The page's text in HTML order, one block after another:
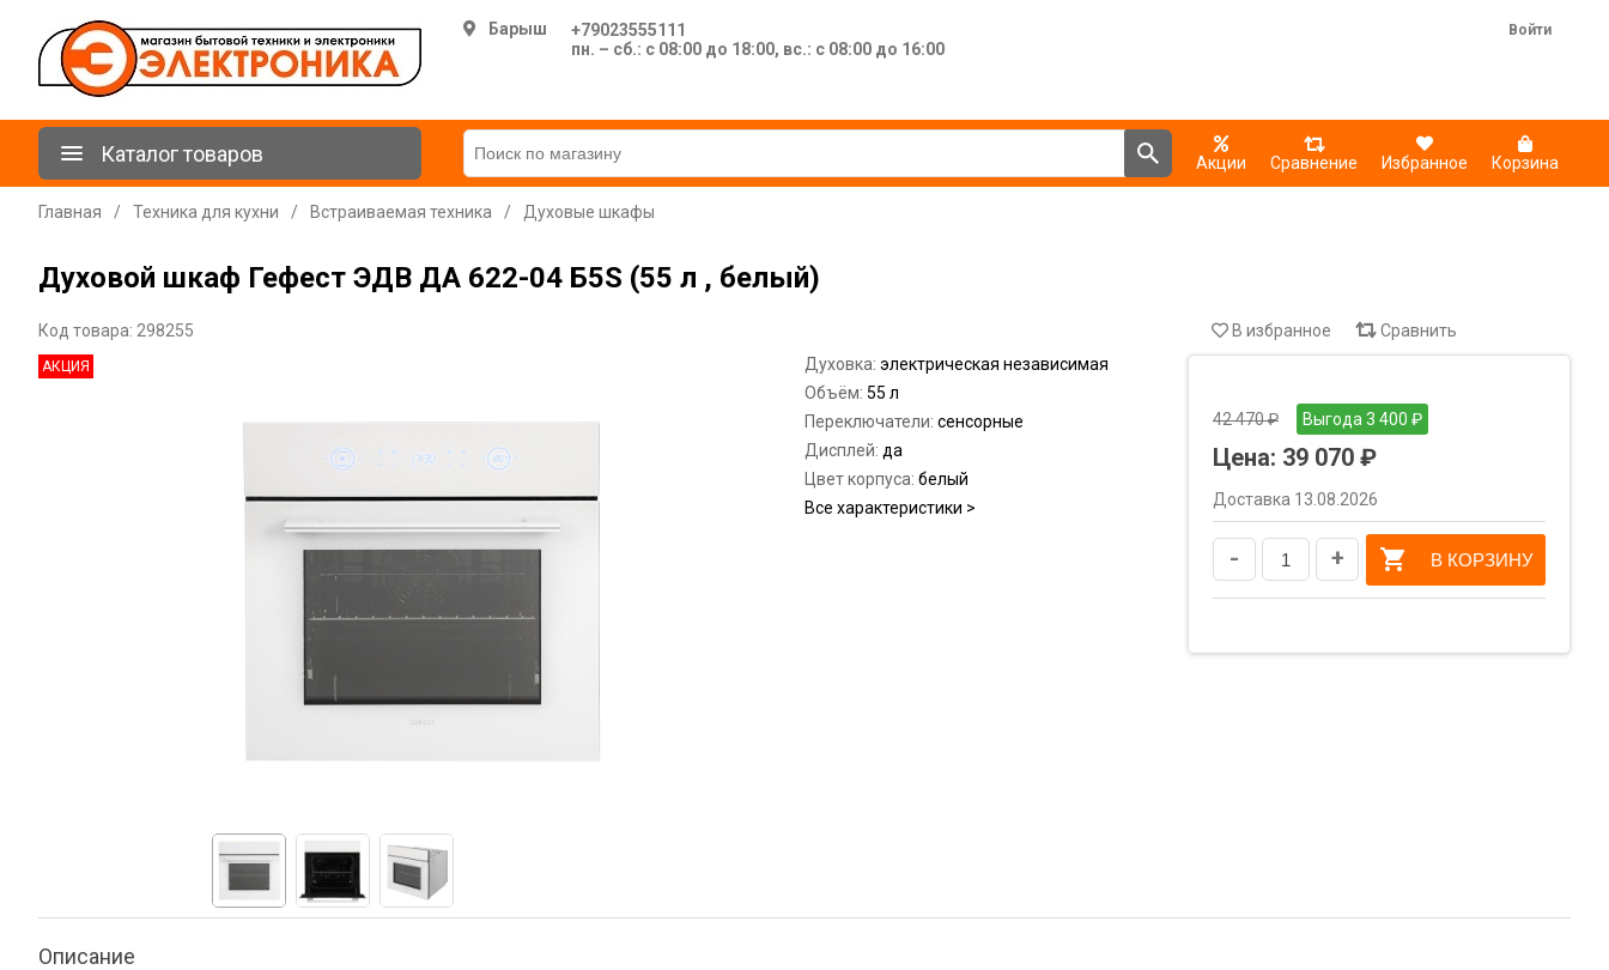
Барыш
+79023555111
пн. – сб.: с 08:00 до 18:00, вс.: с 08:00 до 16:00
Войти
Каталог товаров Акции Сравнение Избранное Корзина
Главная / Техника для кухни / Встраиваемая техника / Духовые шкафы
Духовой шкаф Гефест ЭДВ ДА 622-04 Б5S (55 л , белый)
Код товара: 298255
АКЦИЯ Духовка: электрическая независимая
Объём: 55 л
Переключатели: сенсорные
Дисплей: да
Цвет корпуса: белый
Все характеристики >
В избранное Сравнить
42 470 ₽ Выгода 3 400 ₽
Цена: 39 070 ₽
Доставка 13.08.2026
- + В КОРЗИНУ
Описание